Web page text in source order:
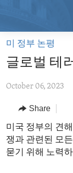
Skip
main
Skip
Navigation
Skip
to
VIDEO
RADIO
REGIONS
AFRICA
AMERICAS
TOPICS
HUMAN RIGHTS
ARCHIVE
미 정부 논평
글로벌 테
October 06, 2023
Share
미국 정부의 견
쟁과 관련된 모
묻기 위해 노력